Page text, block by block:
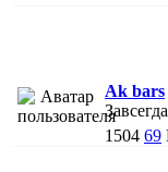
Ak bars
1504 69